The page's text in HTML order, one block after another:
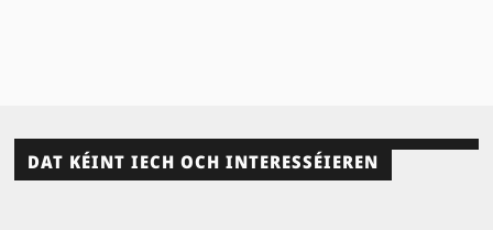
DAT KÉINT IECH OCH INTERESSÉIEREN